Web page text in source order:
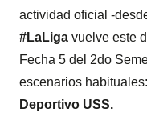
actividad oficial -
#LaLiga vuelve este
Fecha 5 del 2do
escenarios habituales:
Deportivo USS.